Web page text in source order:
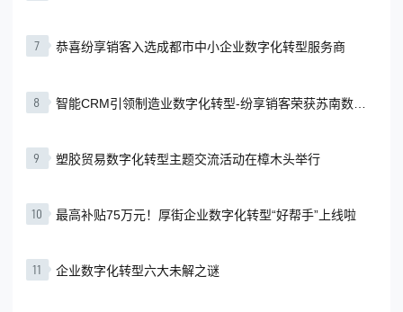
7 恭喜纷享销客入选成都市中小企业数字化转型服务商
8
智能CRM引领制造业数字化转型-纷享销客荣获苏南数智
9 塑胶贸易数字化转型主题交流活动在樟木头举行
10 最高补贴75万元！厚街企业数字化转型“好帮手”上线啦
11 企业数字化转型六大未解之谜